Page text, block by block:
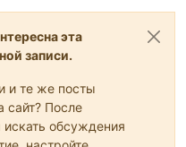
эта
записи.
и те же посты
сайт? После
обсуждения